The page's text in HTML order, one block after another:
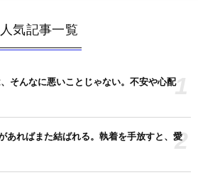
人気記事一覧
そんなに悪いことじゃない。不安や心配1
あればまた結ばれる。執着を手放すと、愛2